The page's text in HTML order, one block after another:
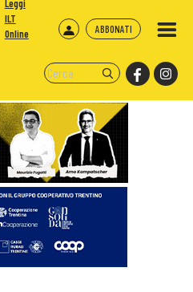
ABBONATI
Leggi
ILT
Online